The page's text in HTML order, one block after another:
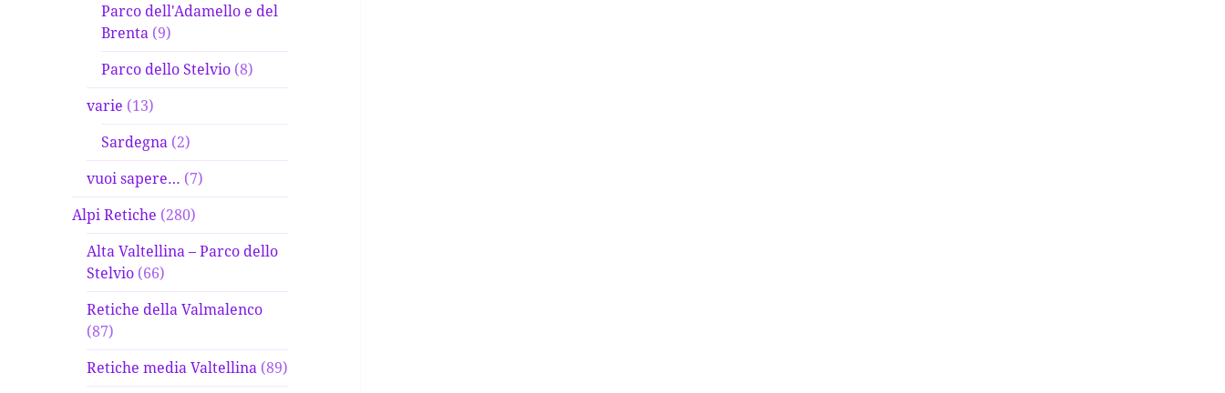
Parco dell'Adamello e del
Brenta (9)
Parco dello Stelvio (8)
varie (13)
Sardegna (2)
vuoi sapere… (7)
Alpi Retiche (280)
Alta Valtellina – Parco dello
Stelvio (66)
Retiche della Valmalenco
(87)
Retiche media Valtellina (89)